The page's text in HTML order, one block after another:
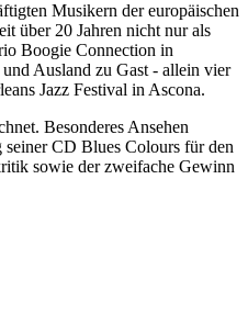
Musikern der europäischen
über 20 Jahren nicht nur als
Boogie Connection in
Ausland zu Gast - allein vier
Jazz Festival in Ascona.
Besonderes Ansehen
CD Blues Colours für den
sowie der zweifache Gewinn